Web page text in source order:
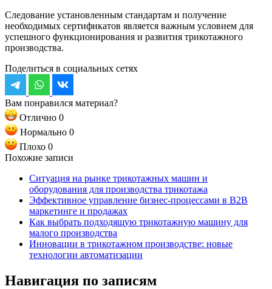
Следование установленным стандартам и получение
необходимых сертификатов является важным условием для
успешного функционирования и развития трикотажного
производства.
Поделиться в социальных сетях
Вам понравился материал?
Отлично 0
Нормально 0
Плохо 0
Похожие записи
Ситуация на рынке трикотажных машин и
оборудования для производства трикотажа
Эффективное управление бизнес-процессами в B2B
маркетинге и продажах
Как выбрать подходящую трикотажную машину для
малого производства
Инновации в трикотажном производстве: новые
технологии автоматизации
Навигация по записям